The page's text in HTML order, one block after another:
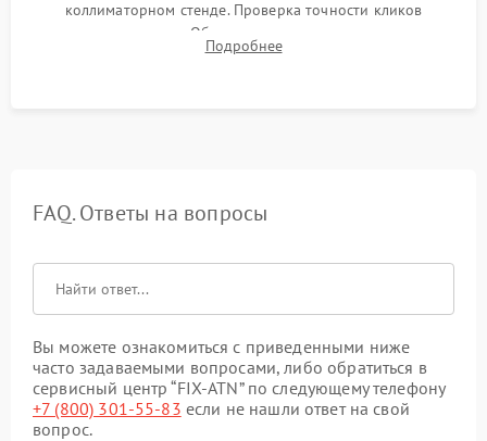
коллиматорном стенде. Проверка точности кликов
механизма поправок. Обязательное испытание прицела на
ударном стенде для проверки устойчивости к отдаче и
Подробнее
FAQ. Ответы на вопросы
Вы можете ознакомиться с приведенными ниже
часто задаваемыми вопросами, либо обратиться в
сервисный центр “FIX-ATN” по следующему телефону
+7 (800) 301-55-83 если не нашли ответ на свой
вопрос.